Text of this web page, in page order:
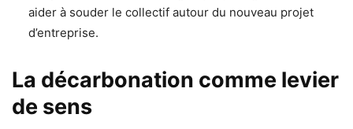
aider à souder le collectif autour du nouveau projet
d’entreprise.
La décarbonation comme levier
de sens